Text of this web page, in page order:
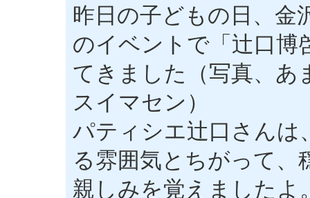
昨日の子どもの日、金
のイベントで「辻口博
てきました（写真、あ
スイマセン）
パティシエ辻口さんは
る雰囲気とちがって、
親しみを覚えましたよ